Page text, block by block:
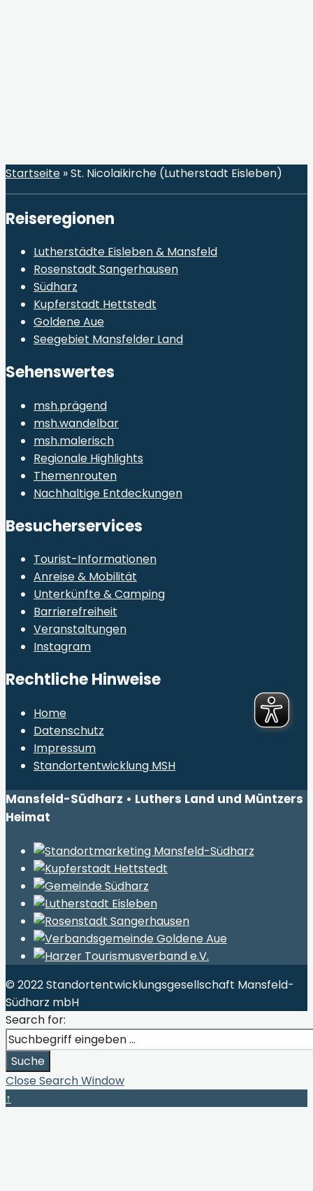
Startseite »St. Nicolaikirche (Lutherstadt Eisleben)
Reiseregionen
Lutherstädte Eisleben & Mansfeld
Rosenstadt Sangerhausen
Südharz
Kupferstadt Hettstedt
Goldene Aue
Seegebiet Mansfelder Land
Sehenswertes
msh.prägend
msh.wandelbar
msh.malerisch
Regionale Highlights
Themenrouten
Nachhaltige Entdeckungen
Besucherservices
Tourist-Informationen
Anreise & Mobilität
Unterkünfte & Camping
Barrierefreiheit
Veranstaltungen
Instagram
Rechtliche Hinweise
Home
Datenschutz
Impressum
Standortentwicklung MSH
Mansfeld-Südharz • Luthers Land und Müntzers
Heimat
© 2022 Standortentwicklungsgesellschaft Mansfeld-
Südharz mbH
Search for:
Suche
Close Search Window
↑